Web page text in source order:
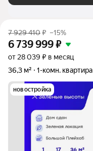
7 929 410₽ –15%
6 739 999₽
от 28 039 ₽ в месяц
36,3 м²
1-комн. квартира
новостройка